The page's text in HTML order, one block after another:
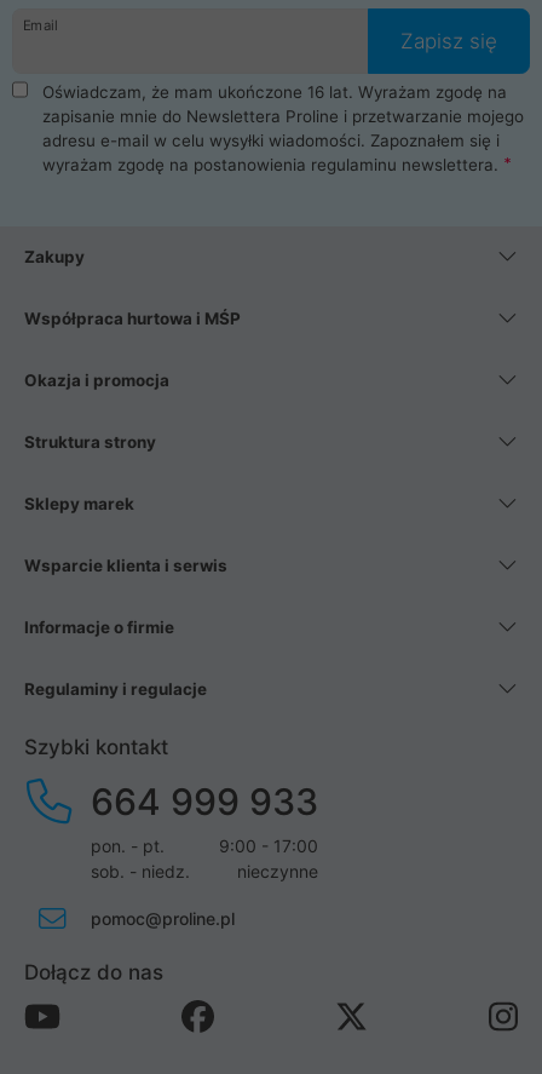
danych osobowych. Dlatego zakup notebooka albo laptopa w
ProLine to czysta przyjemność i pełne bezpieczeństwo.
Zaopatrzysz się u nas w akcesoria i części komputerowe
takie jak procesory, karty graficzne, płyty główne, pamięci,
dyski SSD, M.2 oraz HDD. Nasi pracownicy pomogą Ci wybrać
najlepszy zasilacz komputerowy oraz obudowę do komputera.
Poza komputerami mamy również najlepsze na rynku
Smartfony takich producentów jak Xiaomi, Apple, Samsung i
wentylatory. Na koniec mając już to wszystko, możesz
Email
Zapisz się
Oświadczam, że mam ukończone 16 lat. Wyrażam zgodę na
zapisanie mnie do Newslettera Proline i przetwarzanie mojego
adresu e-mail w celu wysyłki wiadomości. Zapoznałem się i
wyrażam zgodę na postanowienia regulaminu newslettera.
Zakupy
Współpraca hurtowa i MŚP
Okazja i promocja
Struktura strony
Sklepy marek
Wsparcie klienta i serwis
Informacje o firmie
Regulaminy i regulacje
Szybki kontakt
664 999 933
pon. - pt.
9:00 - 17:00
sob. - niedz.
nieczynne
pomoc@proline.pl
Dołącz do nas